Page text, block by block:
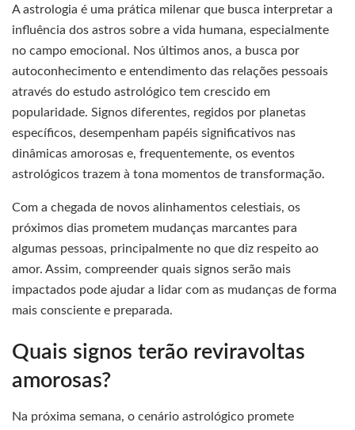
A astrologia é uma prática milenar que busca interpretar a
influência dos astros sobre a vida humana, especialmente
no campo emocional. Nos últimos anos, a busca por
autoconhecimento e entendimento das relações pessoais
através do estudo astrológico tem crescido em
popularidade. Signos diferentes, regidos por planetas
específicos, desempenham papéis significativos nas
dinâmicas amorosas e, frequentemente, os eventos
astrológicos trazem à tona momentos de transformação.
Com a chegada de novos alinhamentos celestiais, os
próximos dias prometem mudanças marcantes para
algumas pessoas, principalmente no que diz respeito ao
amor. Assim, compreender quais signos serão mais
impactados pode ajudar a lidar com as mudanças de forma
mais consciente e preparada.
Quais signos terão reviravoltas
amorosas?
Na próxima semana, o cenário astrológico promete